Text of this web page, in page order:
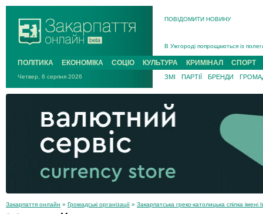
ПОВІДОМИТИ НОВИНУ
В Ужгороді попрощаються із
В Ужгороді 5 серпня
Підтвердили загибель
На війні з рф поліг військовий з
На Хустщині внаслідок ДТП за
Інструктора районного ТЦК на
ПОЛІТИКА ЕКОНОМІКА СОЦІО КУЛЬТУРА КРИМІНАЛ СПОРТ
Четвер, 6 серпня 2026 ЗМІ ПАРТІЇ БРЕНДИ
Закарпаття онлайн » Громадські організації » Закарпатська греко-католицька спілка імені